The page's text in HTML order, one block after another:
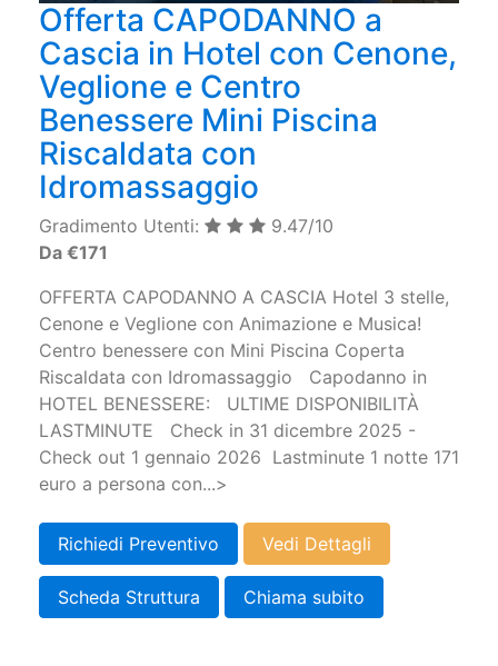
Offerta CAPODANNO a
Cascia in Hotel con Cenone,
Veglione e Centro
Benessere Mini Piscina
Riscaldata con
Idromassaggio
Gradimento Utenti:
9.47/10
Da €171
OFFERTA CAPODANNO A CASCIA Hotel 3 stelle,
Cenone e Veglione con Animazione e Musica!
Centro benessere con Mini Piscina Coperta
Riscaldata con Idromassaggio Capodanno in
HOTEL BENESSERE: ULTIME DISPONIBILITÀ
LASTMINUTE Check in 31 dicembre 2025 -
Check out 1 gennaio 2026 Lastminute 1 notte 171
euro a persona con...>
Richiedi Preventivo Vedi Dettagli
Scheda Struttura Chiama subito